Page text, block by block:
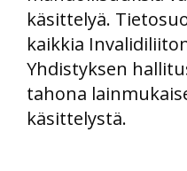
käsittelyä.
kaikkia
Yhdistyksen
tahona
käsittelystä.